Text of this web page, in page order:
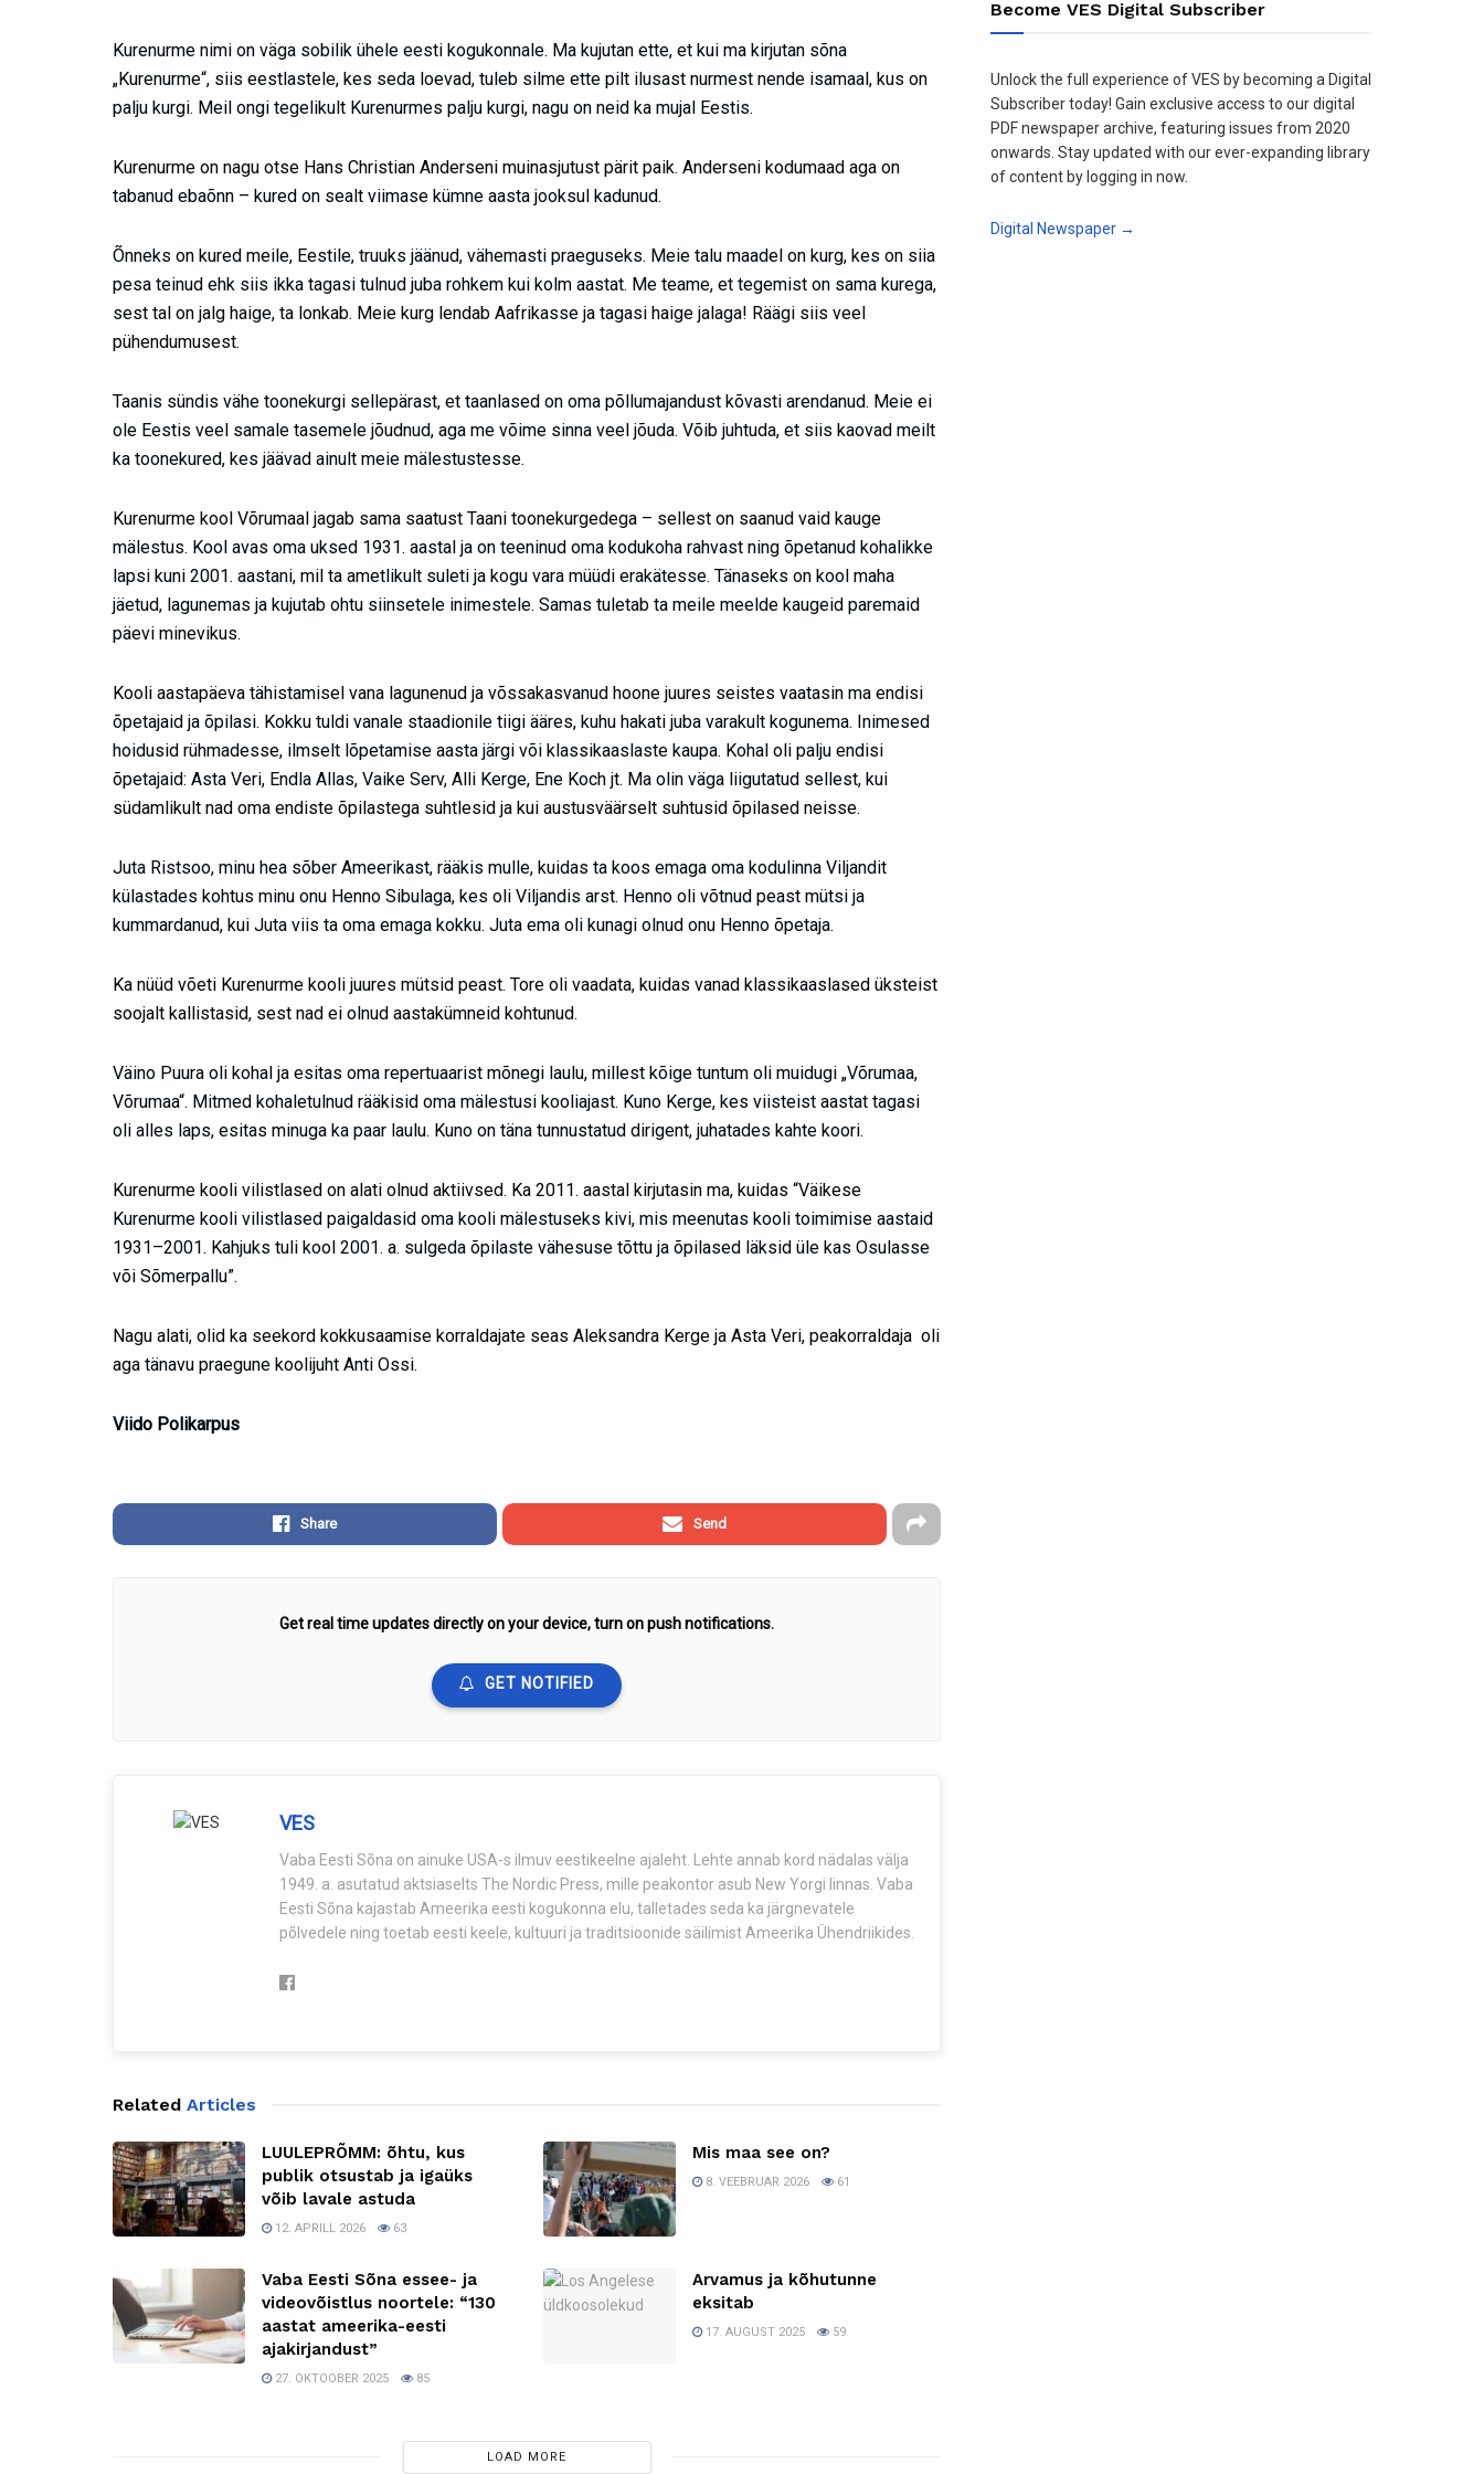
Kurenurme nimi on väga sobilik ühele eesti kogukonnale. Ma kujutan ette, et kui ma kirjutan sõna
„Kurenurme“, siis eestlastele, kes seda loevad, tuleb silme ette pilt ilusast nurmest nende isamaal, kus on
palju kurgi. Meil ongi tegelikult Kurenurmes palju kurgi, nagu on neid ka mujal Eestis.
Kurenurme on nagu otse Hans Christian Anderseni muinasjutust pärit paik. Anderseni kodumaad aga on
tabanud ebaõnn – kured on sealt viimase kümne aasta jooksul kadunud.
Õnneks on kured meile, Eestile, truuks jäänud, vähemasti praeguseks. Meie talu maadel on kurg, kes on siia
pesa teinud ehk siis ikka tagasi tulnud juba rohkem kui kolm aastat. Me teame, et tegemist on sama kurega,
sest tal on jalg haige, ta lonkab. Meie kurg lendab Aafrikasse ja tagasi haige jalaga! Räägi siis veel
pühendumusest.
Taanis sündis vähe toonekurgi sellepärast, et taanlased on oma põllumajandust kõvasti arendanud. Meie ei
ole Eestis veel samale tasemele jõudnud, aga me võime sinna veel jõuda. Võib juhtuda, et siis kaovad meilt
ka toonekured, kes jäävad ainult meie mälestustesse.
Kurenurme kool Võrumaal jagab sama saatust Taani toonekurgedega – sellest on saanud vaid kauge
mälestus. Kool avas oma uksed 1931. aastal ja on teeninud oma kodukoha rahvast ning õpetanud kohalikke
lapsi kuni 2001. aastani, mil ta ametlikult suleti ja kogu vara müüdi erakätesse. Tänaseks on kool maha
jäetud, lagunemas ja kujutab ohtu siinsetele inimestele. Samas tuletab ta meile meelde kaugeid paremaid
päevi minevikus.
Kooli aastapäeva tähistamisel vana lagunenud ja võssakasvanud hoone juures seistes vaatasin ma endisi
õpetajaid ja õpilasi. Kokku tuldi vanale staadionile tiigi ääres, kuhu hakati juba varakult kogunema. Inimesed
hoidusid rühmadesse, ilmselt lõpetamise aasta järgi või klassikaaslaste kaupa. Kohal oli palju endisi
õpetajaid: Asta Veri, Endla Allas, Vaike Serv, Alli Kerge, Ene Koch jt. Ma olin väga liigutatud sellest, kui
südamlikult nad oma endiste õpilastega suhtlesid ja kui austusväärselt suhtusid õpilased neisse.
Juta Ristsoo, minu hea sõber Ameerikast, rääkis mulle, kuidas ta koos emaga oma kodulinna Viljandit
külastades kohtus minu onu Henno Sibulaga, kes oli Viljandis arst. Henno oli võtnud peast mütsi ja
kummardanud, kui Juta viis ta oma emaga kokku. Juta ema oli kunagi olnud onu Henno õpetaja.
Ka nüüd võeti Kurenurme kooli juures mütsid peast. Tore oli vaadata, kuidas vanad klassikaaslased üksteist
soojalt kallistasid, sest nad ei olnud aastakümneid kohtunud.
Väino Puura oli kohal ja esitas oma repertuaarist mõnegi laulu, millest kõige tuntum oli muidugi „Võrumaa,
Võrumaa“. Mitmed kohaletulnud rääkisid oma mälestusi kooliajast. Kuno Kerge, kes viisteist aastat tagasi
oli alles laps, esitas minuga ka paar laulu. Kuno on täna tunnustatud dirigent, juhatades kahte koori.
Kurenurme kooli vilistlased on alati olnud aktiivsed. Ka 2011. aastal kirjutasin ma, kuidas “Väikese
Kurenurme kooli vilistlased paigaldasid oma kooli mälestuseks kivi, mis meenutas kooli toimimise aastaid
1931–2001. Kahjuks tuli kool 2001. a. sulgeda õpilaste vähesuse tõttu ja õpilased läksid üle kas Osulasse
või Sõmerpallu”.
Nagu alati, olid ka seekord kokkusaamise korraldajate seas Aleksandra Kerge ja Asta Veri, peakorraldaja oli
aga tänavu praegune koolijuht Anti Ossi.
Viido Polikarpus
Share Send
Get real time updates directly on your device, turn on push notifications.
GET NOTIFIED
VES
Vaba Eesti Sõna on ainuke USA-s ilmuv eestikeelne ajaleht. Lehte annab kord nädalas välja
1949. a. asutatud aktsiaselts The Nordic Press, mille peakontor asub New Yorgi linnas. Vaba
Eesti Sõna kajastab Ameerika eesti kogukonna elu, talletades seda ka järgnevatele
põlvedele ning toetab eesti keele, kultuuri ja traditsioonide säilimist Ameerika Ühendriikides.
Related Articles
LUULEPRÕMM: õhtu, kus
publik otsustab ja igaüks
võib lavale astuda
12. APRILL 2026 63
Mis maa see on?
8. VEEBRUAR 2026 61
Vaba Eesti Sõna essee- ja
videovõistlus noortele: “130
aastat ameerika-eesti
ajakirjandust”
27. OKTOOBER 2025 85
Arvamus ja kõhutunne
eksitab
17. AUGUST 2025 59
LOAD MORE
Become VES Digital Subscriber
Unlock the full experience of VES by becoming a Digital
Subscriber today! Gain exclusive access to our digital
PDF newspaper archive, featuring issues from 2020
onwards. Stay updated with our ever-expanding library
of content by logging in now.
Digital Newspaper →